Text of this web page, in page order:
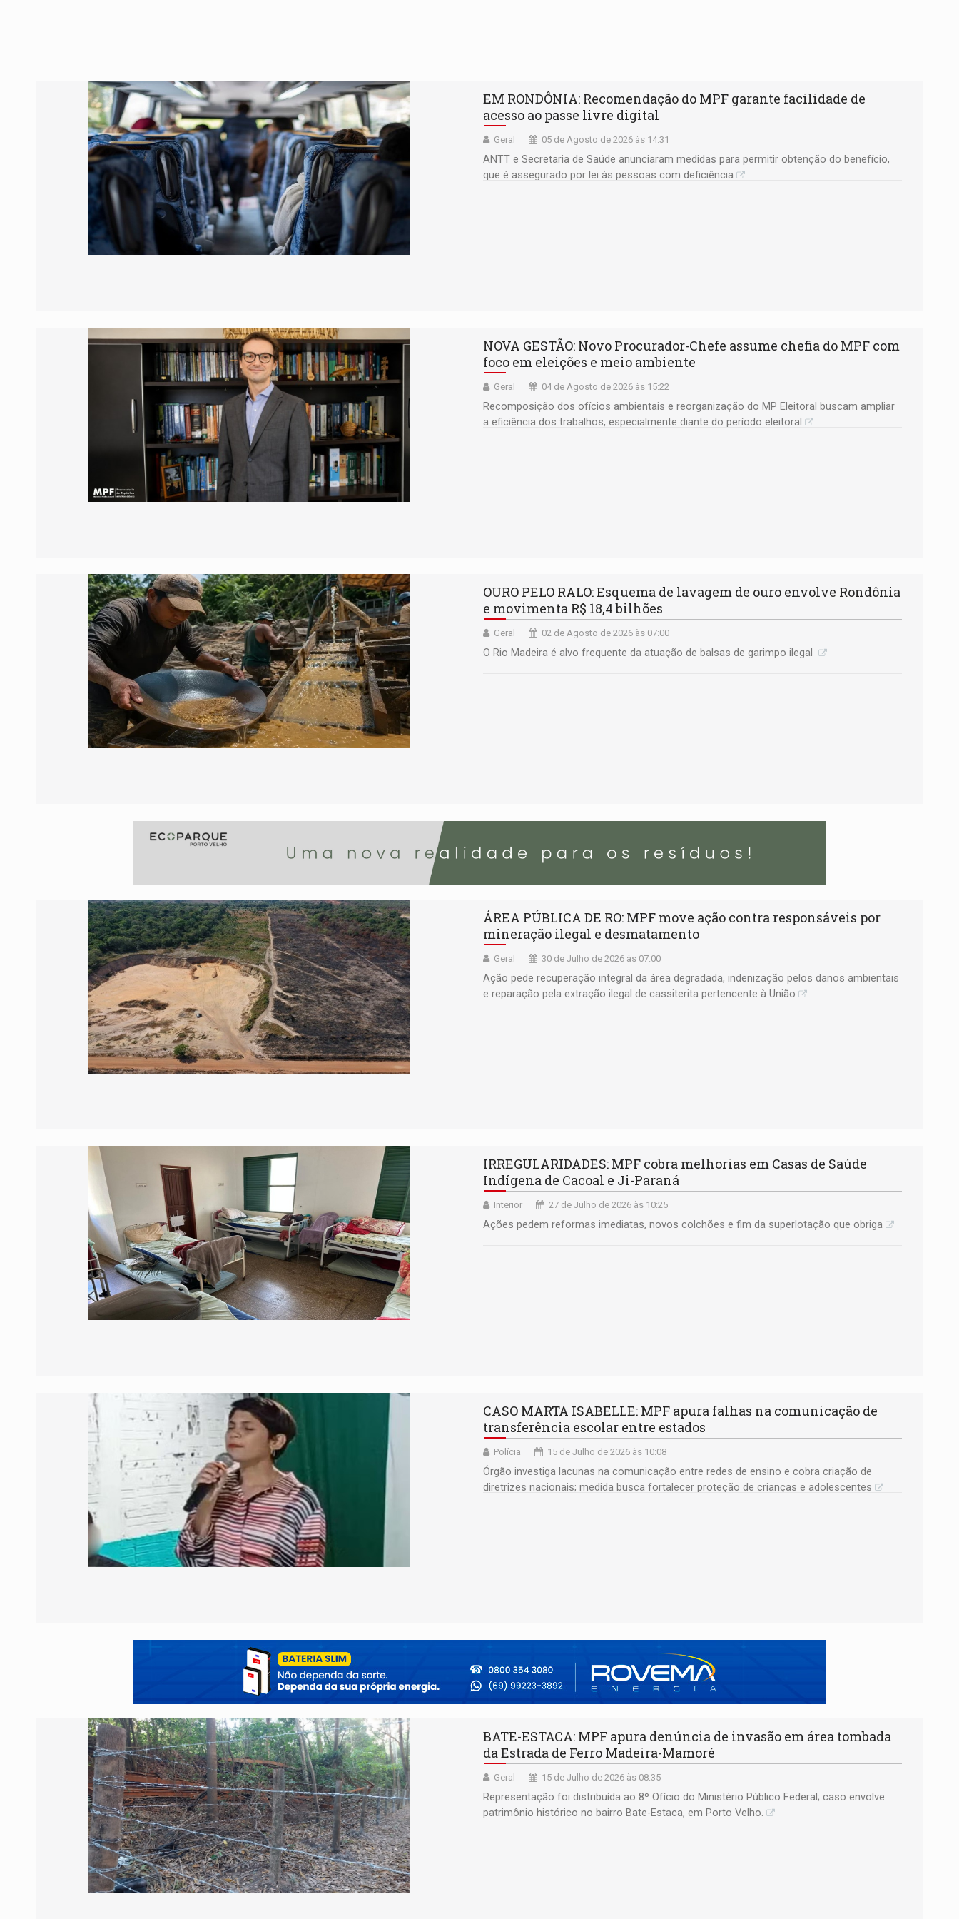
EM RONDÔNIA: Recomendação do MPF garante facilidade de
acesso ao passe livre digital
Geral 05 de Agosto de 2026 às 14:31
ANTT e Secretaria de Saúde anunciaram medidas para permitir obtenção do benefício,
que é assegurado por lei às pessoas com deficiência
NOVA GESTÃO: Novo Procurador-Chefe assume chefia do MPF com
foco em eleições e meio ambiente
Geral 04 de Agosto de 2026 às 15:22
Recomposição dos ofícios ambientais e reorganização do MP Eleitoral buscam ampliar
a eficiência dos trabalhos, especialmente diante do período eleitoral
OURO PELO RALO: Esquema de lavagem de ouro envolve Rondônia
e movimenta R$ 18,4 bilhões
Geral 02 de Agosto de 2026 às 07:00
O Rio Madeira é alvo frequente da atuação de balsas de garimpo ilegal
ÁREA PÚBLICA DE RO: MPF move ação contra responsáveis por
mineração ilegal e desmatamento
Geral 30 de Julho de 2026 às 07:00
Ação pede recuperação integral da área degradada, indenização pelos danos ambientais
e reparação pela extração ilegal de cassiterita pertencente à União
IRREGULARIDADES: MPF cobra melhorias em Casas de Saúde
Indígena de Cacoal e Ji-Paraná
Interior 27 de Julho de 2026 às 10:25
Ações pedem reformas imediatas, novos colchões e fim da superlotação que obriga
CASO MARTA ISABELLE: MPF apura falhas na comunicação de
transferência escolar entre estados
Polícia 15 de Julho de 2026 às 10:08
Órgão investiga lacunas na comunicação entre redes de ensino e cobra criação de
diretrizes nacionais; medida busca fortalecer proteção de crianças e adolescentes
BATE-ESTACA: MPF apura denúncia de invasão em área tombada
da Estrada de Ferro Madeira-Mamoré
Geral 15 de Julho de 2026 às 08:35
Representação foi distribuída ao 8º Ofício do Ministério Público Federal; caso envolve
patrimônio histórico no bairro Bate-Estaca, em Porto Velho.